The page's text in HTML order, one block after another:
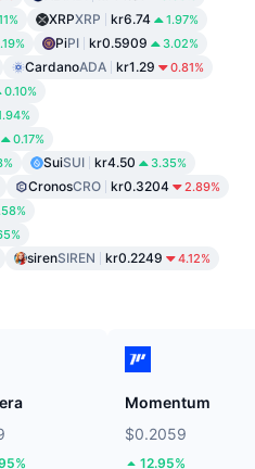
XRPXRP kr6.74 1.97%
PiPI kr0.5909 3.02%
CardanoADA kr1.29 0.81%
0.10%
0.17%
SuiSUI kr4.50 3.35%
CronosCRO kr0.3204 2.89%
sirenSIREN kr0.2249 4.12%
Momentum
$0.2059
12.95%